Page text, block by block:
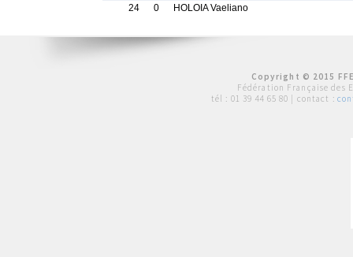
24
0 HOLOIA Vaeliano
Copyright © 2015
Fédération Française des
tél : 01 39 44 65 80 | contact :